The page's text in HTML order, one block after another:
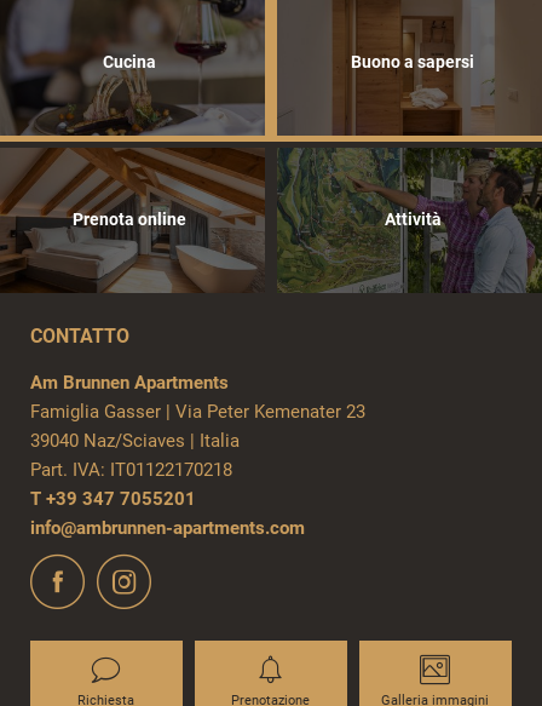
Cucina Buono a sapersi
Prenota online Attività
CONTATTO
Am Brunnen Apartments
Famiglia Gasser | Via Peter Kemenater 23
39040 Naz/Sciaves | Italia
Part. IVA: IT01122170218
T +39 347 7055201
info@ambrunnen-apartments.com
Richiesta Prenotazione Galleria immagini